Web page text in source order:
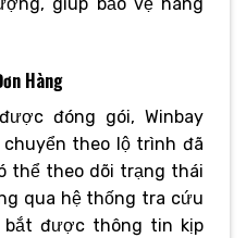
giúp bảo vệ hàng
Hàng
đóng gói, Winbay
theo lộ trình đã
thể theo dõi trạng thái
qua hệ thống tra cứu
được thông tin kịp